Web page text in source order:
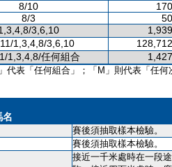
8/10
8/3
3,6,10
1,3,4,8/3,6,10
1,3,4,8/任何組合
代表「任何組合」；「M」則代表「任何
名
賽後須抽取樣本檢驗。
賽後須抽取樣本檢驗。
接近一千米處時在一段